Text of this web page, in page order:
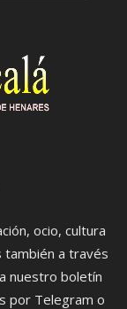
ocio, cultura
también a través
nuestro boletín
por Telegram o